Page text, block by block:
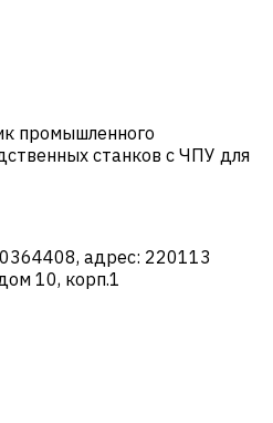
промышленного
станков с ЧПУ для
адрес: 220113
10, корп.1